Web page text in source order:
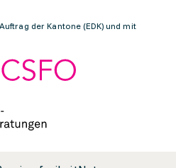
der Kantone (EDK) und mit